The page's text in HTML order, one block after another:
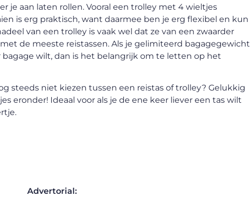
je aan laten rollen. Vooral een trolley met 4 wieltjes
is erg praktisch, want daarmee ben je erg flexibel en kun
van een trolley is vaak wel dat ze van een zwaarder
de meeste reistassen. Als je gelimiteerd bagagegewicht
wilt, dan is het belangrijk om te letten op het
steeds niet kiezen tussen een reistas of trolley? Gelukkig
eronder! Ideaal voor als je de ene keer liever een tas wilt
Advertorial: